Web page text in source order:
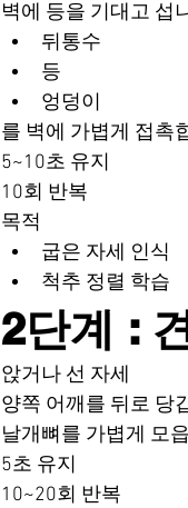
벽에 등을 기대고 섭
뒤통수
등
엉덩이
를 벽에 가볍게 접촉
5~10초 유지
10회 반복
목적
굽은 자세 인식
척추 정렬 학습
2단계 :
앉거나 선 자세
양쪽 어깨를 뒤로 당
날개뼈를 가볍게 모
5초 유지
10~20회 반복